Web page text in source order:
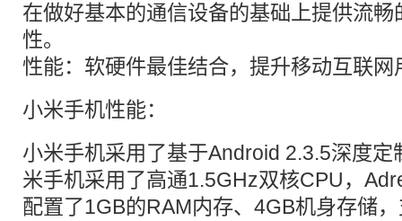
在做好基本的通信设备的基础上提供流
性。
性能：软硬件最佳结合，提升移动互联网
小米手机性能：
小米手机采用了基于Android 2.3.5深度定
米手机采用了高通1.5GHz双核CPU，
配置了1GB的RAM内存、4GB机身存储